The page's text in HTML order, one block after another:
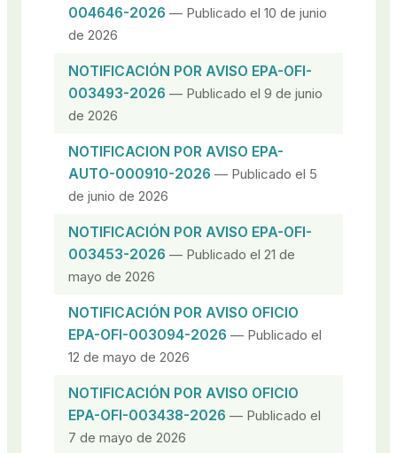
004646-2026 — Publicado el 10 de junio
de 2026
NOTIFICACIÓN POR AVISO EPA-OFI-
003493-2026 — Publicado el 9 de junio
de 2026
NOTIFICACION POR AVISO EPA-
AUTO-000910-2026 — Publicado el 5
de junio de 2026
NOTIFICACIÓN POR AVISO EPA-OFI-
003453-2026 — Publicado el 21 de
mayo de 2026
NOTIFICACIÓN POR AVISO OFICIO
EPA-OFI-003094-2026 — Publicado el
12 de mayo de 2026
NOTIFICACIÓN POR AVISO OFICIO
EPA-OFI-003438-2026 — Publicado el
7 de mayo de 2026